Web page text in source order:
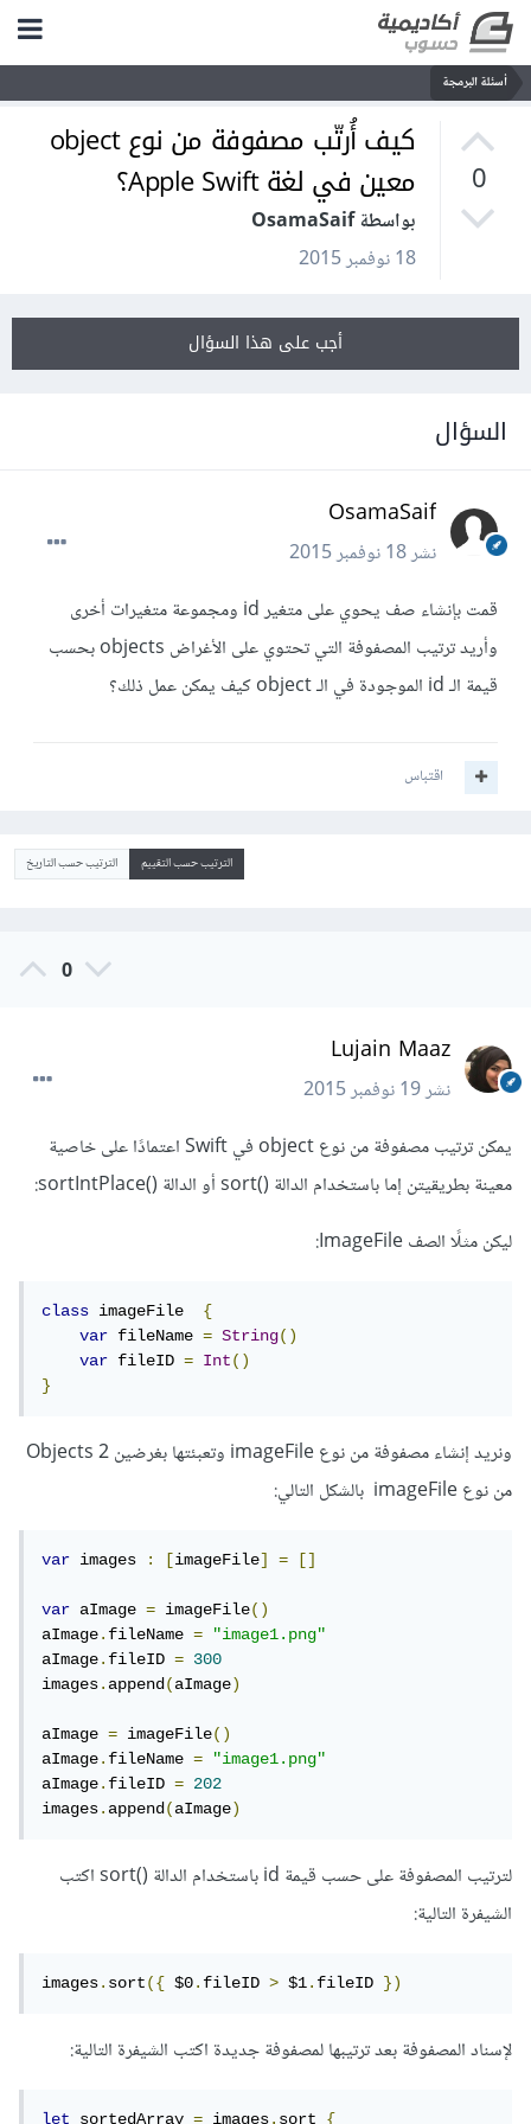
أسئلة البرمجة
0
كيف أُرتّب مصفوفة من نوع object
معين في لغة Apple Swift؟
بواسطة OsamaSaif
18 نوفمبر 2015
أجب على هذا السؤال
السؤال
OsamaSaif
نشر18 نوفمبر 2015
قمت بإنشاء صف يحوي على متغير id ومجموعة متغيرات أخرى
وأريد ترتيب المصفوفة التي تحتوي على الأغراض objects بحسب
قيمة الـ id الموجودة في الـ object كيف يمكن عمل ذلك؟
اقتباس
الترتيب حسب التقييم الترتيب حسب التاريخ
0
Lujain Maaz
نشر19 نوفمبر 2015
يمكن ترتيب مصفوفة من نوع object في Swift اعتمادًا على خاصية
معينة بطريقيتن إما باستخدام الدالة ()sort أو الدالة ()sortIntPlace:
ليكن مثلًا الصف ImageFile:
class imageFile {
var fileName = String()
var fileID = Int()
}
ونريد إنشاء مصفوفة من نوع imageFile وتعبئتها بغرضين 2 Objects
من نوع imageFile بالشكل التالي:
var images : [imageFile] = []
var aImage = imageFile()
aImage.fileName =
"image1.png"
aImage.fileID =
300
images.append(aImage)
aImage = imageFile()
aImage.fileName =
"image1.png"
aImage.fileID =
202
images.append(aImage)
لترتيب المصفوفة على حسب قيمة id باستخدام الدالة ()sort اكتب
الشيفرة التالية:
images.sort({ $0.fileID > $1.fileID })
لإسناد المصفوفة بعد ترتيبها لمصفوفة جديدة اكتب الشيفرة التالية:
let sortedArray = images.sort {